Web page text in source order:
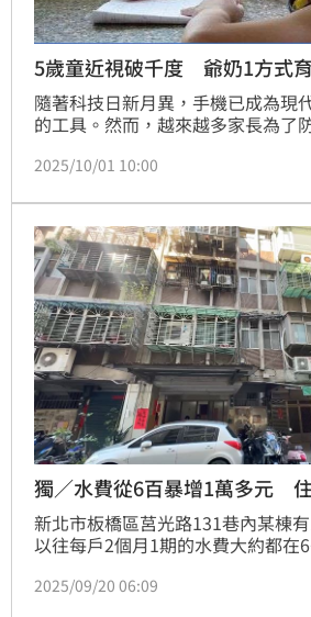
5歲童近視破千度 爺奶1方式
隨著科技日新月異，手機已成為現
的工具。然而，越來越多家長為了
南一對父母，注意到年僅5歲的兒子
緊帶孩子前往眼科檢查，結果震驚
數已逼近1000度，相當於成年人的
2025/10/01 10:00
獨／水費從6百暴增1萬多元
新北市板橋區莒光路131巷內某棟
以往每戶2個月1期的水費大約都在
元，等於整棟公寓廈用水暴增6千度
2025/09/20 06:09